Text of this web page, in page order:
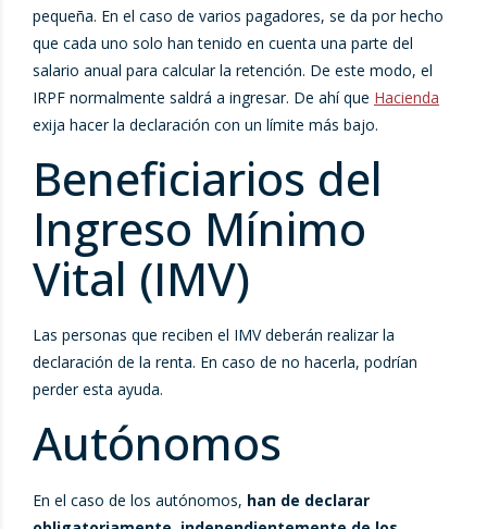
pequeña. En el caso de varios pagadores, se da por hecho
que cada uno solo han tenido en cuenta una parte del
salario anual para calcular la retención. De este modo, el
IRPF normalmente saldrá a ingresar. De ahí que Hacienda
exija hacer la declaración con un límite más bajo.
Beneficiarios del
Ingreso Mínimo
Vital (IMV)
Las personas que reciben el IMV deberán realizar la
declaración de la renta. En caso de no hacerla, podrían
perder esta ayuda.
Autónomos
En el caso de los autónomos, han de declarar